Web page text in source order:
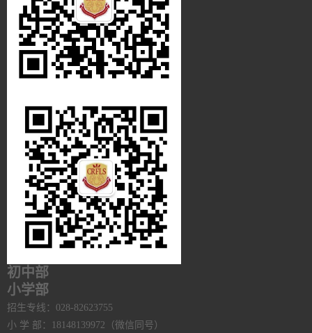
初中部
小学部
招生专线：028-82623755
小 学 部：18148139972（微信同号）